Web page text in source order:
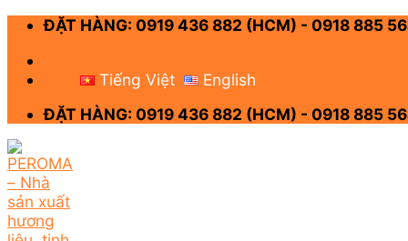
Skip
content
ĐẶT HÀNG: 0919 436 882 (HCM) - 0918 885
Tiếng Việt
English
ĐẶT HÀNG: 0919 436 882 (HCM) - 0918 885